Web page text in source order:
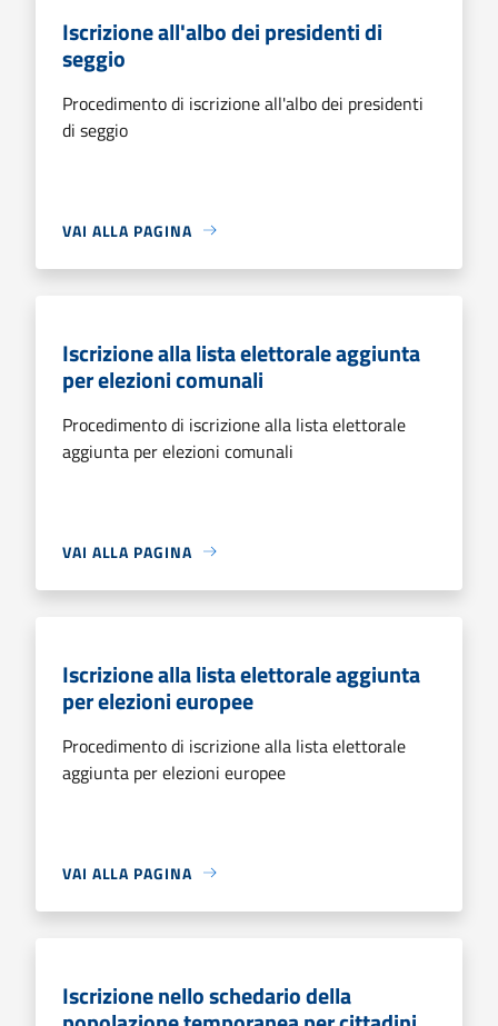
Iscrizione all'albo dei presidenti di
seggio
Procedimento di iscrizione all'albo dei presidenti
di seggio
VAI ALLA PAGINA
Iscrizione alla lista elettorale aggiunta
per elezioni comunali
Procedimento di iscrizione alla lista elettorale
aggiunta per elezioni comunali
VAI ALLA PAGINA
Iscrizione alla lista elettorale aggiunta
per elezioni europee
Procedimento di iscrizione alla lista elettorale
aggiunta per elezioni europee
VAI ALLA PAGINA
Iscrizione nello schedario della